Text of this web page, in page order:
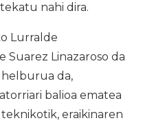
nahi dira.
Lurralde
Linazaroso da
da,
balioa ematea
eraikinaren